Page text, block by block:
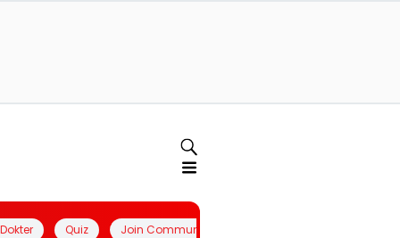
Quiz Join Community